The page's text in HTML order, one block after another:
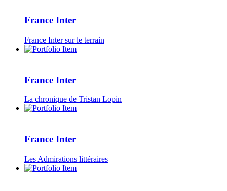
France Inter
France Inter sur le terrain
France Inter
La chronique de Tristan Lopin
France Inter
Les Admirations littéraires